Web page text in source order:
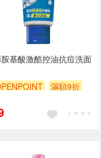
基酸激酷控油抗痘洗面
滿額9折